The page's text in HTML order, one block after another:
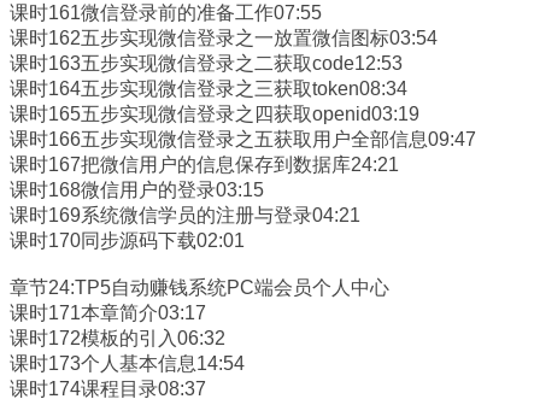
课时161微信登录前的准备工作07:55
课时162五步实现微信登录之一放置微信图标03:54
课时163五步实现微信登录之二获取code12:53
课时164五步实现微信登录之三获取token08:34
课时165五步实现微信登录之四获取openid03:19
课时166五步实现微信登录之五获取用户全部信息09:47
课时167把微信用户的信息保存到数据库24:21
课时168微信用户的登录03:15
课时169系统微信学员的注册与登录04:21
课时170同步源码下载02:01
章节24:TP5自动赚钱系统PC端会员个人中心
课时171本章简介03:17
课时172模板的引入06:32
课时173个人基本信息14:54
课时174课程目录08:37